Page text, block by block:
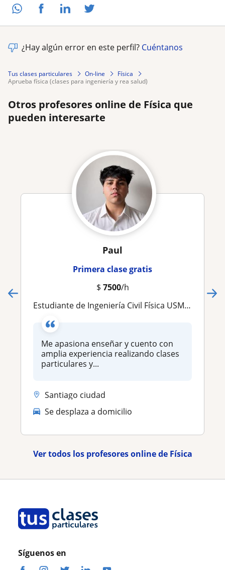
¿Hay algún error en este perfil? Cuéntanos
Tus clases particulares On-line
Física
aprueba física (clases para ingeniería y rea salud)
Otros profesores online de Física que
pueden interesarte
Paul
Primera clase gratis
$ 7500/h
Estudiante de Ingeniería Civil Física USM | Clases de Matemáticas, Física y Programación
Me apasiona enseñar y cuento con
amplia experiencia realizando clases
particulares y...
Santiago ciudad
Se desplaza a domicilio
Ver todos los profesores online de Física
Síguenos en